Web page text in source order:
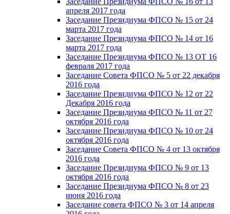
апреля 2017 года
Заседание Президиума ФПСО № 15 от 24
марта 2017 года
Заседание Президиума ФПСО № 14 от 16
марта 2017 года
Заседание Президиума ФПСО № 13 ОТ 16
февраля 2017 года
Заседание Совета ФПСО № 5 от 22 декабря
2016 года
Заседание Президиума ФПСО № 12 от 22
Декабря 2016 года
Заседание Президиума ФПСО № 11 от 27
октября 2016 года
Заседание Президиума ФПСО № 10 от 24
октября 2016 года
Заседание Совета ФПСО № 4 от 13 октября
2016 года
Заседание Президиума ФПСО № 9 от 13
октября 2016 года
Заседание Президиума ФПСО № 8 от 23
июня 2016 года
Заседание совета ФПСО № 3 от 14 апреля